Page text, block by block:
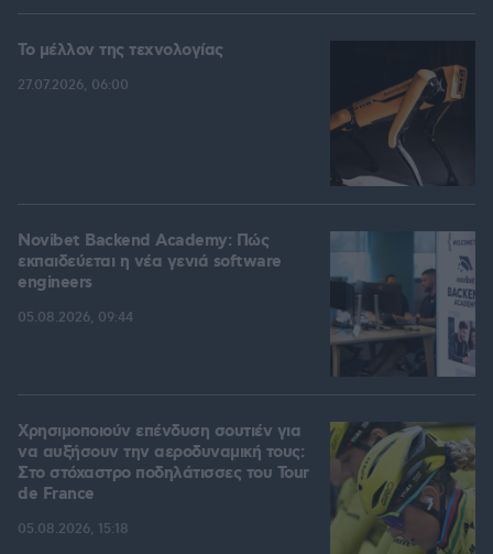
Το μέλλον της τεχνολογίας
27.07.2026, 06:00
Novibet Backend Academy: Πώς
εκπαιδεύεται η νέα γενιά software
engineers
05.08.2026, 09:44
Χρησιμοποιούν επένδυση σουτιέν για
να αυξήσουν την αεροδυναμική τους:
Στο στόχαστρο ποδηλάτισσες του Tour
de France
05.08.2026, 15:18